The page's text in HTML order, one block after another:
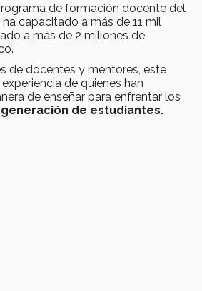
de formación docente del
ha capacitado a más de 11 mil
a más de 2 millones de
de docentes y mentores, este
de quienes han
de enseñar para enfrentar los
de estudiantes.